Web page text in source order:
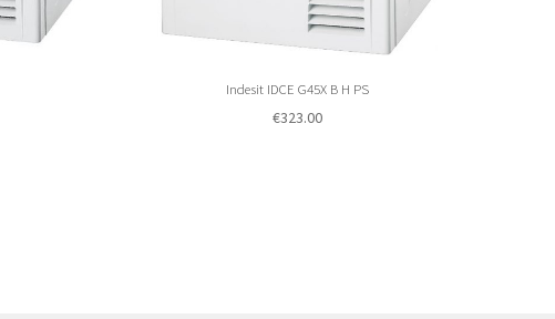
Indesit IDCE G45X B H PS
€323.00